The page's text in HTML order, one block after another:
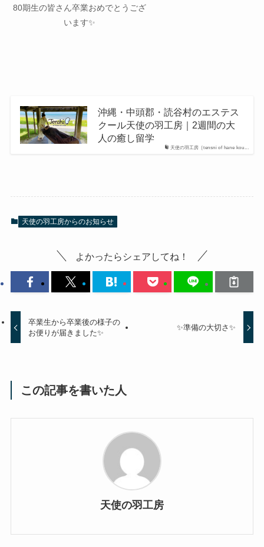
80期生の皆さん卒業おめでとうござ
います✨
天使の羽工房［tensni of hane kou...
沖縄・中頭郡・読谷村のエステス
クール天使の羽工房｜2週間の大
人の癒し留学
天使の羽工房からのお知らせ
よかったらシェアしてね！
卒業生から卒業後の様子の
お便りが届きました✨
✨準備の大切さ✨
この記事を書いた人
天使の羽工房